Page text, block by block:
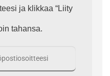
ja klikkaa “Liity
tahansa.